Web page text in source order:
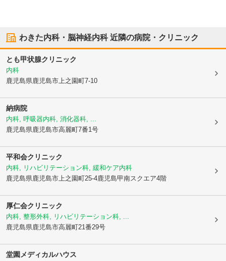
わきた内科・脳神経内科近隣の病院・クリニック
とも甲状腺クリニック
内科
鹿児島県鹿児島市上之園町7-10
納病院
内科, 呼吸器内科, 消化器科, ...
鹿児島県鹿児島市高麗町7番1号
平和会クリニック
内科, リハビリテーション科, 緩和ケア内科
鹿児島県鹿児島市上之園町25-4鹿児島甲南スクエア4階
厚仁会クリニック
内科, 整形外科, リハビリテーション科, ...
鹿児島県鹿児島市高麗町21番29号
堂園メディカルハウス